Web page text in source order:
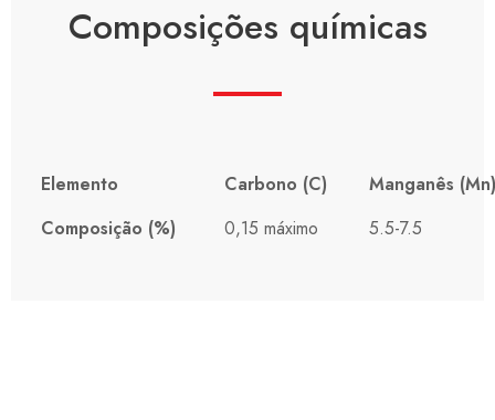
Composições químicas
Elemento Carbono (C)
Manganês
Composição (%)
0,15 máximo 5.5-7.5